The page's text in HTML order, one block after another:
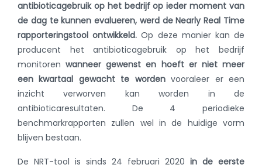
antibioticagebruik op het bedrijf op ieder moment van
de dag te kunnen evalueren, werd de Nearly Real Time
rapporteringstool ontwikkeld. Op deze manier kan de
producent het antibioticagebruik op het bedrijf
monitorenwanneer gewenst en hoeft er niet meer
een kwartaal gewacht te wordenvooraleer er een
inzicht verworven kan worden in de
antibioticaresultaten. De 4 periodieke
benchmarkrapporten zullen wel in de huidige vorm
blijven bestaan.
De NRT-tool is sinds 24 februari 2020 in de eerste